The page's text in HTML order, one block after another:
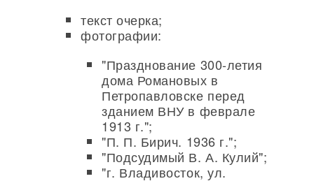
текст очерка;
фотографии:
"Празднование 300-летия
дома Романовых в
Петропавловске перед
зданием ВНУ в феврале
1913 г.";
"П. П. Бирич. 1936 г.";
"Подсудимый В. А. Кулий";
"г. Владивосток, ул.